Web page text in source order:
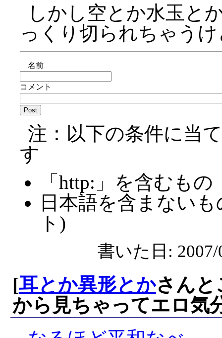
しかし空とか水玉と
っくり切られちゃう
名前
コメント
注：以下の条件に当
す
「http:」を含むもの
日本語を含まない
ト)
書いた日:
[耳とか異形とかさんと
から見ちゃってエロ気